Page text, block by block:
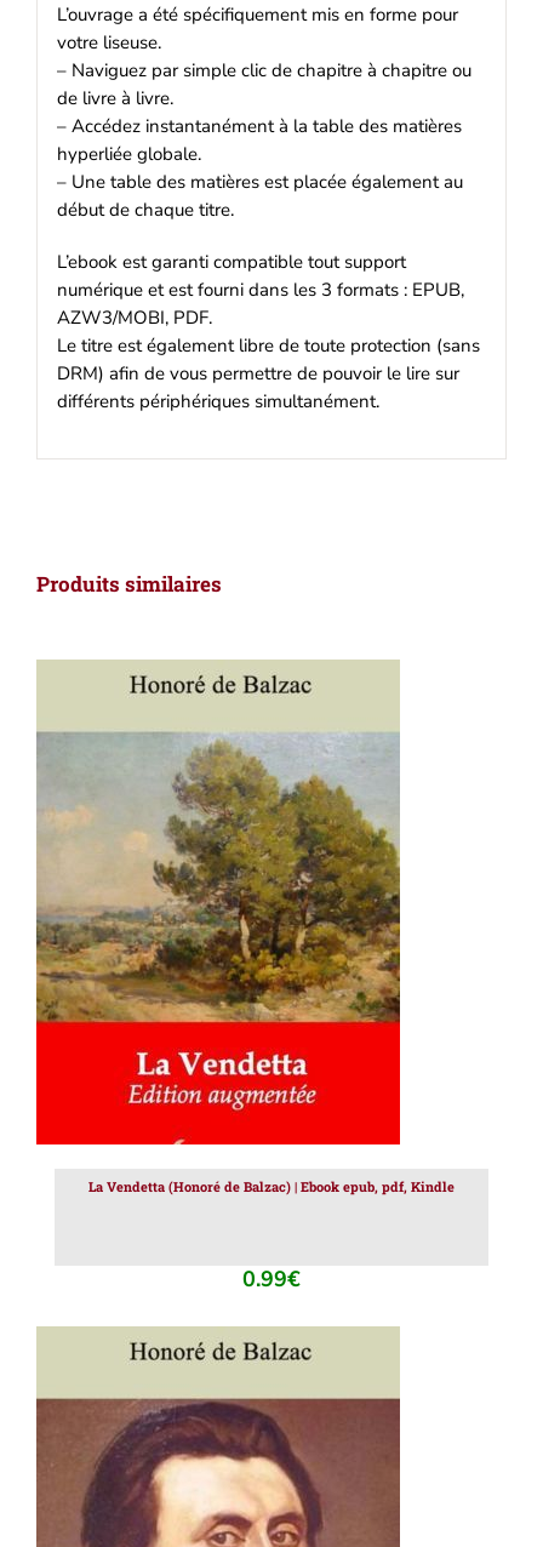
L’ouvrage a été spécifiquement mis en forme pour
votre liseuse.
– Naviguez par simple clic de chapitre à chapitre ou
de livre à livre.
– Accédez instantanément à la table des matières
hyperliée globale.
– Une table des matières est placée également au
début de chaque titre.
L’ebook est garanti compatible tout support
numérique et est fourni dans les 3 formats : EPUB,
AZW3/MOBI, PDF.
Le titre est également libre de toute protection (sans
DRM) afin de vous permettre de pouvoir le lire sur
différents périphériques simultanément.
Produits similaires
AJOUTER AU PANIER / DÉTAILS
La Vendetta (Honoré de Balzac) | Ebook epub, pdf, Kindle
0.99€